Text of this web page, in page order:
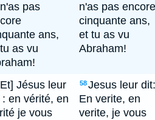
pas
ans,
as vu
n'as pas encore
cinquante ans,
et tu as vu
Abraham!
Jésus leur
: en vérité, en
je vous
58Jesus leur dit:
En verite, en
verite, je vous